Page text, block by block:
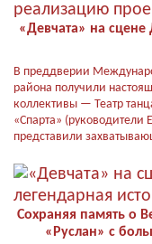
«Девчата» на сцене
В преддверии
района получили
коллективы — Театр
«Спарта»
представили
Сохраняя память о
«Руслан» с